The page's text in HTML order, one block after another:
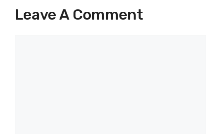
Leave A Comment